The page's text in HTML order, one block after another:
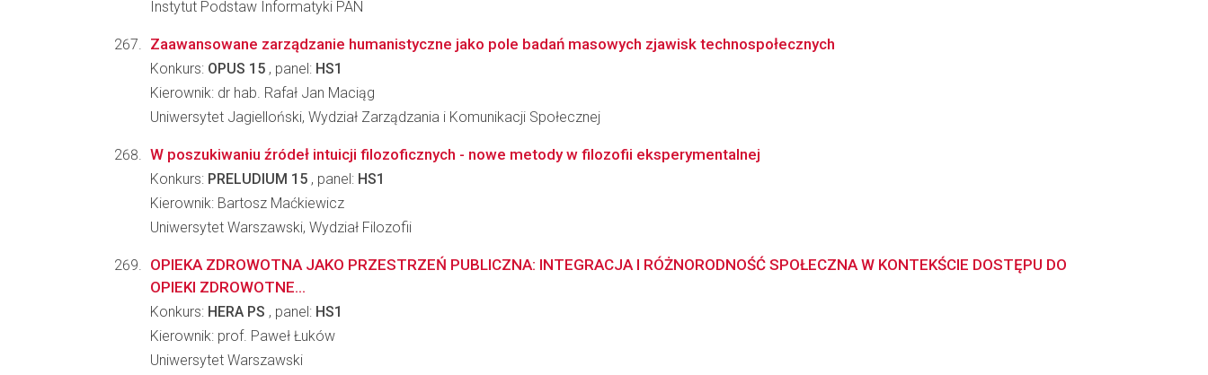
Instytut Podstaw Informatyki PAN
Zaawansowane zarządzanie humanistyczne jako pole badań masowych zjawisk technospołecznych
Konkurs: OPUS 15 , panel: HS1
Kierownik: dr hab. Rafał Jan Maciąg
Uniwersytet Jagielloński, Wydział Zarządzania i Komunikacji Społecznej
W poszukiwaniu źródeł intuicji filozoficznych - nowe metody w filozofii eksperymentalnej
Konkurs: PRELUDIUM 15 , panel: HS1
Kierownik: Bartosz Maćkiewicz
Uniwersytet Warszawski, Wydział Filozofii
OPIEKA ZDROWOTNA JAKO PRZESTRZEŃ PUBLICZNA: INTEGRACJA I RÓŻNORODNOŚĆ SPOŁECZNA W KONTEKŚCIE DOSTĘPU DO
OPIEKI ZDROWOTNE...
Konkurs: HERA PS , panel: HS1
Kierownik: prof. Paweł Łuków
Uniwersytet Warszawski